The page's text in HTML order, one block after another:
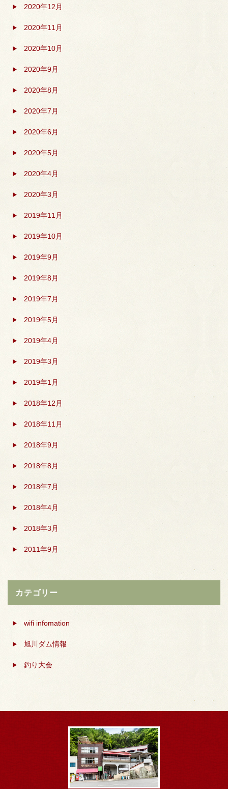
2020年12月
2020年11月
2020年10月
2020年9月
2020年8月
2020年7月
2020年6月
2020年5月
2020年4月
2020年3月
2019年11月
2019年10月
2019年9月
2019年8月
2019年7月
2019年5月
2019年4月
2019年3月
2019年1月
2018年12月
2018年11月
2018年9月
2018年8月
2018年7月
2018年4月
2018年3月
2011年9月
カテゴリー
wifi infomation
旭川ダム情報
釣り大会